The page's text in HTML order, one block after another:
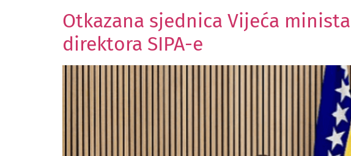
Otkazana sjednica Vijeća
direktora SIPA-e